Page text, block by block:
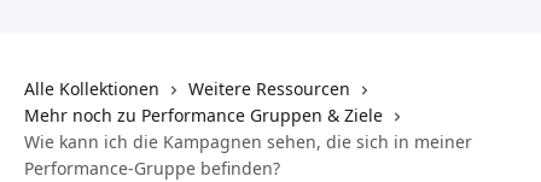
Alle Kollektionen
Weitere Ressourcen
Mehr noch zu Performance Gruppen & Ziele
Wie kann ich die Kampagnen sehen, die sich in meiner
Performance-Gruppe befinden?